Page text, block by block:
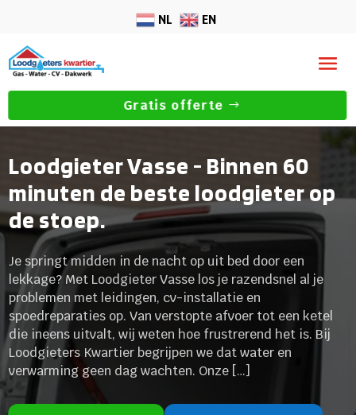
NL EN
Gratis offerte
Loodgieter Vasse - Binnen 60
minuten de beste loodgieter op
de stoep.
Je springt midden in de nacht op uit bed door een
lekkage? Met Loodgieter Vasse los je razendsnel al je
problemen met leidingen, cv-installatie en
spoedreparaties op. Van verstopte afvoer tot een ketel
die ineens uitvalt, wij weten hoe frustrerend het is. Bij
Loodgieters Kwartier begrijpen we dat water en
verwarming geen dag wachten. Onze […]